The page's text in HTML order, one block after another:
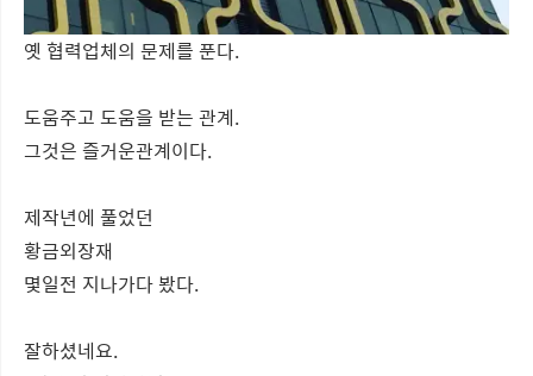
옛 협력업체의 문제를 푼다.
도움주고 도움을 받는 관계.
그것은 즐거운관계이다.
제작년에 풀었던
황금외장재
몇일전 지나가다 봤다.
잘하셨네요.